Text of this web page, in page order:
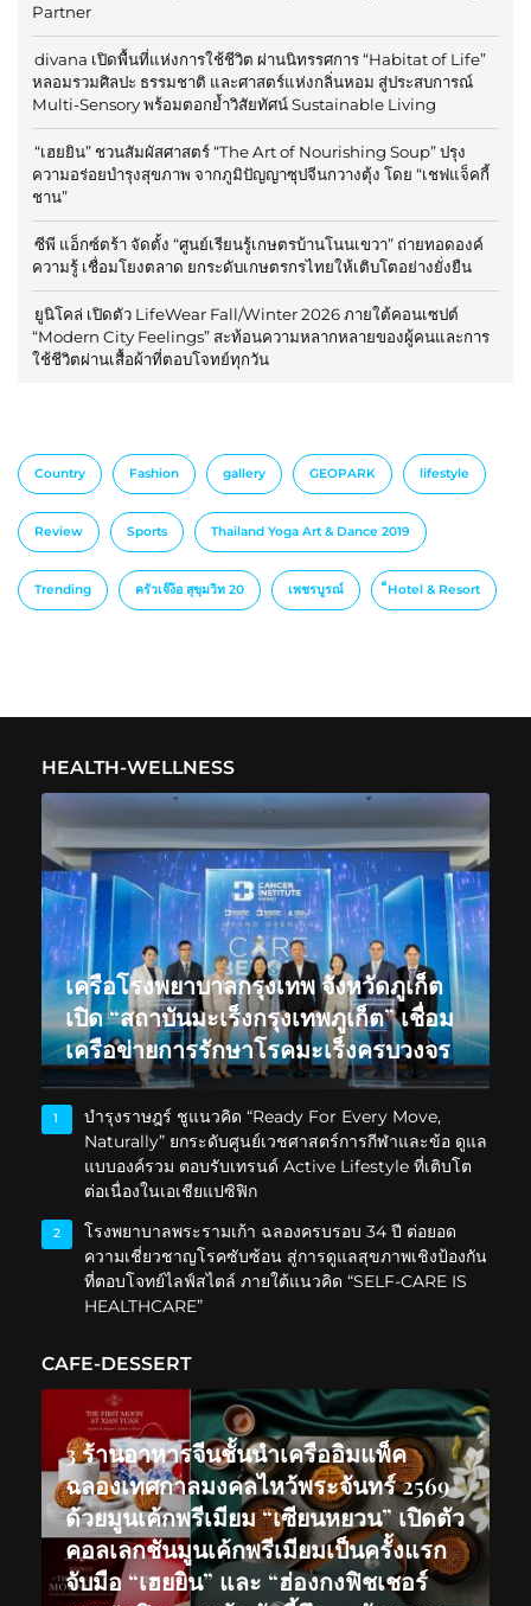
Partner
divana เปิดพื้นที่แห่งการใช้ชีวิต ผ่านนิทรรศการ “Habitat of Life”
หลอมรวมศิลปะ ธรรมชาติ และศาสตร์แห่งกลิ่นหอม สู่ประสบการณ์
Multi-Sensory พร้อมตอกย้ำวิสัยทัศน์ Sustainable Living
“เฮยยิน” ชวนสัมผัสศาสตร์ “The Art of Nourishing Soup” ปรุง
ความอร่อยบำรุงสุขภาพ จากภูมิปัญญาซุปจีนกวางตุ้ง โดย “เชฟแจ็คกี้
ชาน”
ซีพี แอ็กซ์ตร้า จัดตั้ง “ศูนย์เรียนรู้เกษตรบ้านโนนเขวา” ถ่ายทอดองค์
ความรู้ เชื่อมโยงตลาด ยกระดับเกษตรกรไทยให้เติบโตอย่างยั่งยืน
ยูนิโคล่ เปิดตัว LifeWear Fall/Winter 2026 ภายใต้คอนเซปต์
“Modern City Feelings” สะท้อนความหลากหลายของผู้คนและการ
ใช้ชีวิตผ่านเสื้อผ้าที่ตอบโจทย์ทุกวัน
Country Fashion gallery GEOPARK lifestyle
Review Sports Thailand Yoga Art & Dance 2019
Trending ครัวเจ๊ง้อ สุขุมวิท 20 เพชรบูรณ์ ็Hotel & Resort
HEALTH-WELLNESS
เครือโรงพยาบาลกรุงเทพ จังหวัดภูเก็ต
เปิด “สถาบันมะเร็งกรุงเทพภูเก็ต” เชื่อม
เครือข่ายการรักษาโรคมะเร็งครบวงจร
1
บำรุงราษฎร์ ชูแนวคิด “Ready For Every Move,
Naturally” ยกระดับศูนย์เวชศาสตร์การกีฬาและข้อ ดูแล
แบบองค์รวม ตอบรับเทรนด์ Active Lifestyle ที่เติบโต
ต่อเนื่องในเอเชียแปซิฟิก
2
โรงพยาบาลพระรามเก้า ฉลองครบรอบ 34 ปี ต่อยอด
ความเชี่ยวชาญโรคซับซ้อน สู่การดูแลสุขภาพเชิงป้องกัน
ที่ตอบโจทย์ไลฟ์สไตล์ ภายใต้แนวคิด “SELF-CARE IS
HEALTHCARE”
CAFE-DESSERT
3 ร้านอาหารจีนชั้นนำเครืออิมแพ็ค
ฉลองเทศกาลมงคลไหว้พระจันทร์ 2569
ด้วยมูนเค้กพรีเมียม “เซียนหยวน” เปิดตัว
คอลเลกชันมูนเค้กพรีเมียมเป็นครั้งแรก
จับมือ “เฮยยิน” และ “ฮ่องกงฟิชเชอร์